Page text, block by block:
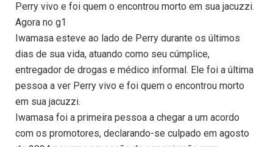
Perry vivo e foi quem o encontrou morto em sua jacuzzi.
Agora no g1
Iwamasa esteve ao lado de Perry durante os últimos
dias de sua vida, atuando como seu cúmplice,
entregador de drogas e médico informal. Ele foi a última
pessoa a ver Perry vivo e foi quem o encontrou morto
em sua jacuzzi.
Iwamasa foi a primeira pessoa a chegar a um acordo
com os promotores, declarando-se culpado em agosto